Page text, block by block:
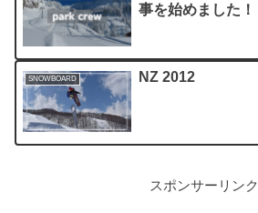
事を始めました！
SNOWBOARD NZ 2012
スポンサーリンク